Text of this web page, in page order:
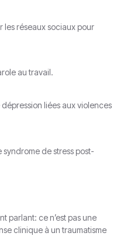
les réseaux sociaux pour
au travail.
liées aux violences
de stress post-
parlant: ce n’est pas une
clinique à un traumatisme